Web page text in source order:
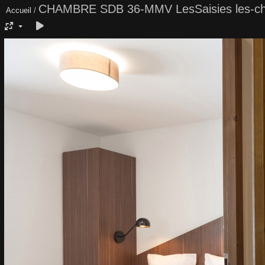
Accueil / CHAMBRE SDB 36-MMV LesSaisies les-